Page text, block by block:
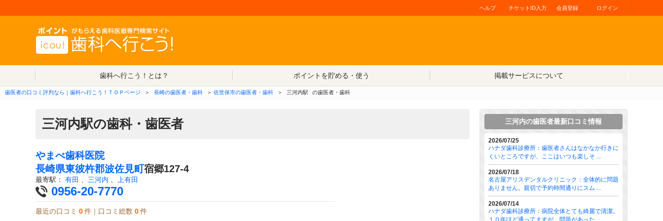
ヘルプ チケットID入力 会員登録 ログイン
歯科へ行こう！とは？
ポイントを貯める・使う 掲載サービスについて
歯医者の口コミ評判なら｜歯科へ行こう！ＴＯＰページ ＞ 長崎の歯医者・歯科 ＞ 佐世保市の歯医者・歯科 ＞ 三河内駅 の歯医者・歯科
三河内駅の歯科・歯医者
やまべ歯科医院
長崎県東彼杵郡波佐見町宿郷127-4
最寄駅： 有田 三河内 上有田
0956-20-7770
最近の口コミ 0 件｜口コミ総数 0 件
三河内の歯医者最新口コミ情報
2026/07/25
ハナダ歯科診療所：歯医者さんはなかなか行きに
くいところですが、ここはいつも楽しそ ...
2026/07/18
名古屋アリスデンタルクリニック：全体的に問題
ありません。親切で予約時間通りにスム ...
2026/07/14
ハナダ歯科診療所：病院全体とても綺麗で清潔。